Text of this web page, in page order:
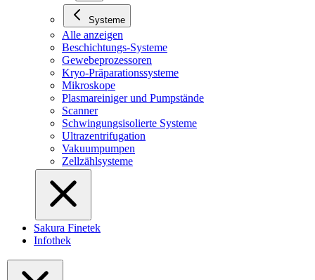
Systeme
Alle anzeigen
Beschichtungs-Systeme
Gewebeprozessoren
Kryo-Präparationssysteme
Mikroskope
Plasmareiniger und Pumpstände
Scanner
Schwingungsisolierte Systeme
Ultrazentrifugation
Vakuumpumpen
Zellzählsysteme
Sakura Finetek
Infothek